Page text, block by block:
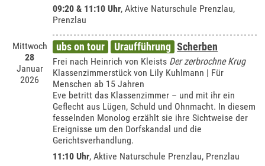
09:20 & 11:10 Uhr,Aktive Naturschule Prenzlau,
Prenzlau
Mittwoch
28
Januar
2026
ubs on tour Uraufführung Scherben
Frei nach Heinrich von Kleists Der zerbrochne Krug
Klassenzimmerstück von Lily Kuhlmann | Für
Menschen ab 15 Jahren
Eve betritt das Klassenzimmer – und mit ihr ein
Geflecht aus Lügen, Schuld und Ohnmacht. In diesem
fesselnden Monolog erzählt sie ihre Sichtweise der
Ereignisse um den Dorfskandal und die
Gerichtsverhandlung.
11:10 Uhr,Aktive Naturschule Prenzlau, Prenzlau